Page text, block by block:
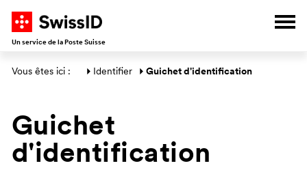
Un service de la Poste Suisse
Section générale
Vous êtes ici : Identifier Guichet d'identification
Guichet
d'identification